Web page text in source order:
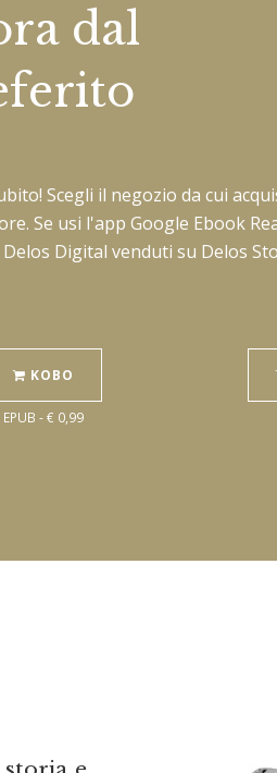
dal
Scegli il negozio da cui
Se usi l'app Google Ebook
Digital venduti su Delos
KOBO
EPUB - € 0,99